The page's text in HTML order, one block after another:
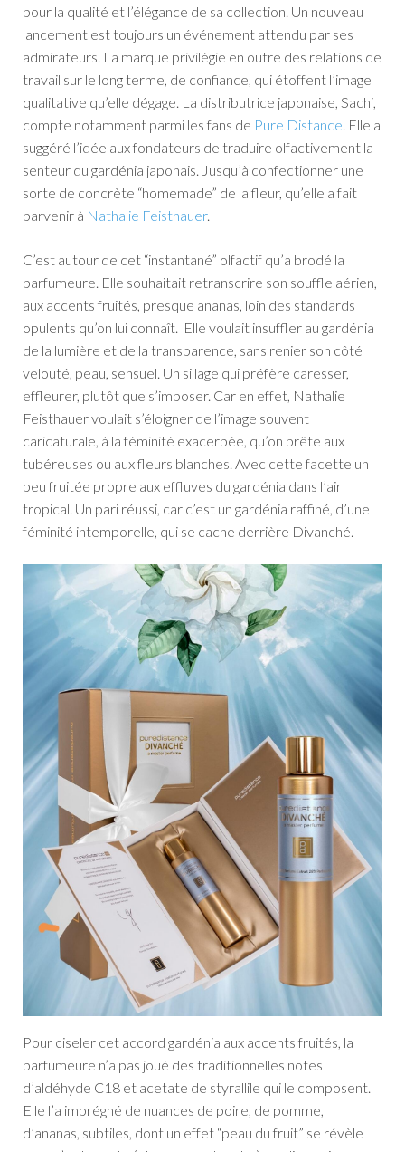
pour la qualité et l’élégance de sa collection. Un nouveau
lancement est toujours un événement attendu par ses
admirateurs. La marque privilégie en outre des relations de
travail sur le long terme, de confiance, qui étoffent l’image
qualitative qu’elle dégage. La distributrice japonaise, Sachi,
compte notamment parmi les fans de Pure Distance . Elle a
suggéré l’idée aux fondateurs de traduire olfactivement la
senteur du gardénia japonais. Jusqu’à confectionner une
sorte de concrète “homemade” de la fleur, qu’elle a fait
parvenir à Nathalie Feisthauer.
C’est autour de cet “instantané” olfactif qu’a brodé la
parfumeure. Elle souhaitait retranscrire son souffle aérien,
aux accents fruités, presque ananas, loin des standards
opulents qu’on lui connaît. Elle voulait insuffler au gardénia
de la lumière et de la transparence, sans renier son côté
velouté, peau, sensuel. Un sillage qui préfère caresser,
effleurer, plutôt que s’imposer. Car en effet, Nathalie
Feisthauer voulait s’éloigner de l’image souvent
caricaturale, à la féminité exacerbée, qu’on prête aux
tubéreuses ou aux fleurs blanches. Avec cette facette un
peu fruitée propre aux effluves du gardénia dans l’air
tropical. Un pari réussi, car c’est un gardénia raffiné, d’une
féminité intemporelle, qui se cache derrière Divanché.
Pour ciseler cet accord gardénia aux accents fruités, la
parfumeure n’a pas joué des traditionnelles notes
d’aldéhyde C18 et acetate de styrallile qui le composent.
Elle l’a imprégné de nuances de poire, de pomme,
d’ananas, subtiles, dont un effet “peau du fruit” se révèle